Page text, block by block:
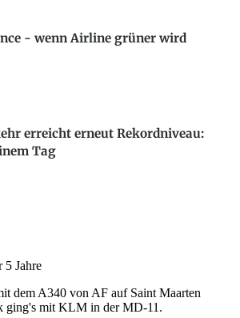
- wenn Airline grüner wird
erreicht erneut Rekordniveau:
Tag